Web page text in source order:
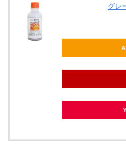
グレ